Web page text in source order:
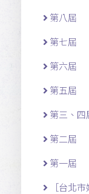
第八屆
第七屆
第六屆
第五屆
第三、四
第二屆
第一屆
［台北